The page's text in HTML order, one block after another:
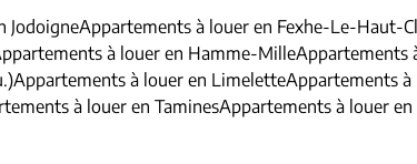
JodoigneAppartements à louer en Fexhe-Le-Haut-
à louer en Hamme-MilleAppartements
Appartements à louer en LimeletteAppartements
à louer en TaminesAppartements à louer